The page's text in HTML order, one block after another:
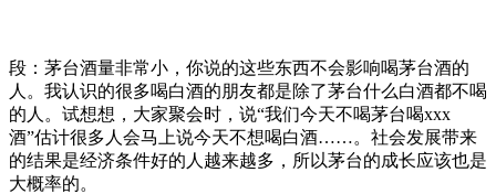
段：茅台酒量非常小，你说的这些东西不会影响喝茅台酒的
人。我认识的很多喝白酒的朋友都是除了茅台什么白酒都不喝
的人。试想想，大家聚会时，说“我们今天不喝茅台喝xxx
酒”估计很多人会马上说今天不想喝白酒……。社会发展带来
的结果是经济条件好的人越来越多，所以茅台的成长应该也是
大概率的。